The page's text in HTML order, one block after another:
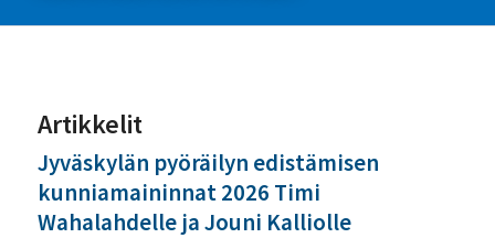
Artikkelit
Jyväskylän pyöräilyn edistämisen
kunniamaininnat 2026 Timi
Wahalahdelle ja Jouni Kalliolle